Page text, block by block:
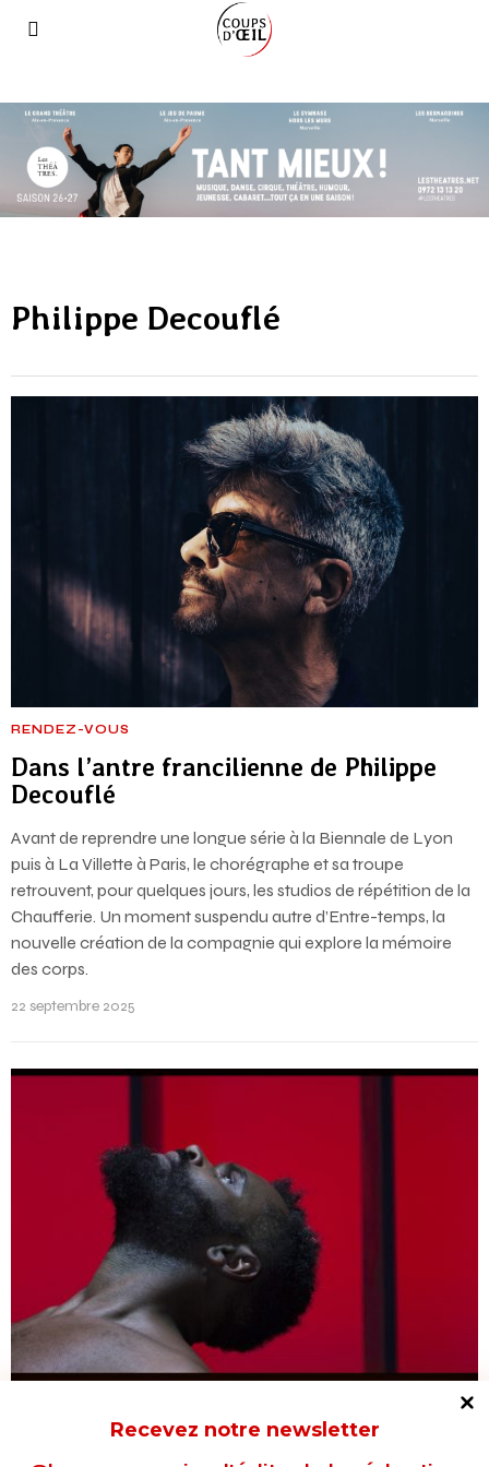
Philippe Decouflé
RENDEZ-VOUS
Dans l’antre francilienne de Philippe
Decouflé
Avant de reprendre une longue série à la Biennale de Lyon
puis à La Villette à Paris, le chorégraphe et sa troupe
retrouvent, pour quelques jours, les studios de répétition de la
Chaufferie. Un moment suspendu autre d’Entre-temps, la
nouvelle création de la compagnie qui explore la mémoire
des corps.
22 septembre 2025
Nouvelles pièces courtes, Decouflé se
Recevez notre newsletter